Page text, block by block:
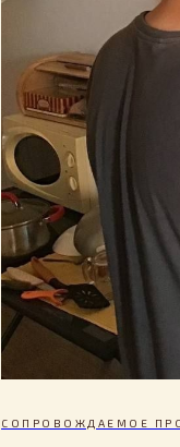
СОПРОВОЖДАЕМОЕ